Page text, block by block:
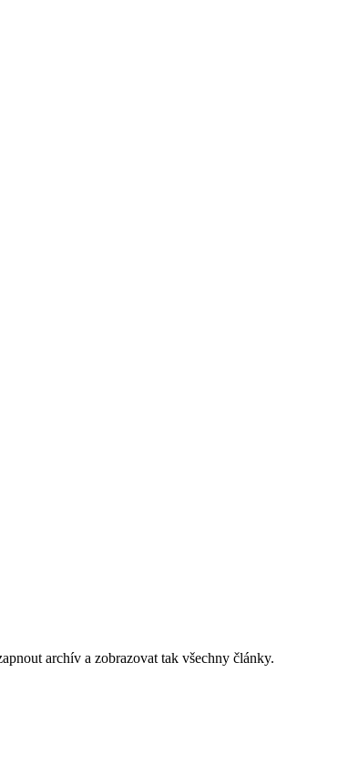
archív a zobrazovat tak všechny články.